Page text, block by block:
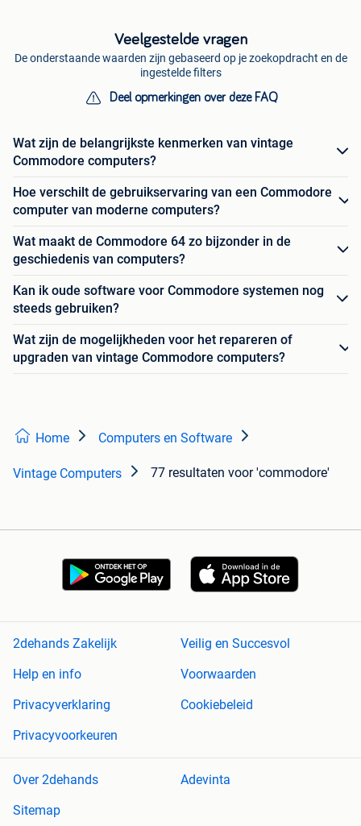
Veelgestelde vragen
De onderstaande waarden zijn gebaseerd op je zoekopdracht en de
ingestelde filters
Deel opmerkingen over deze FAQ
Wat zijn de belangrijkste kenmerken van vintage
Commodore computers?
Hoe verschilt de gebruikservaring van een Commodore
computer van moderne computers?
Wat maakt de Commodore 64 zo bijzonder in de
geschiedenis van computers?
Kan ik oude software voor Commodore systemen nog
steeds gebruiken?
Wat zijn de mogelijkheden voor het repareren of
upgraden van vintage Commodore computers?
Home Computers en Software
Vintage Computers 77 resultaten voor 'commodore'
2dehands Zakelijk
Veilig en Succesvol
Help en info
Voorwaarden
Privacyverklaring
Cookiebeleid
Privacyvoorkeuren
Over 2dehands
Adevinta
Sitemap